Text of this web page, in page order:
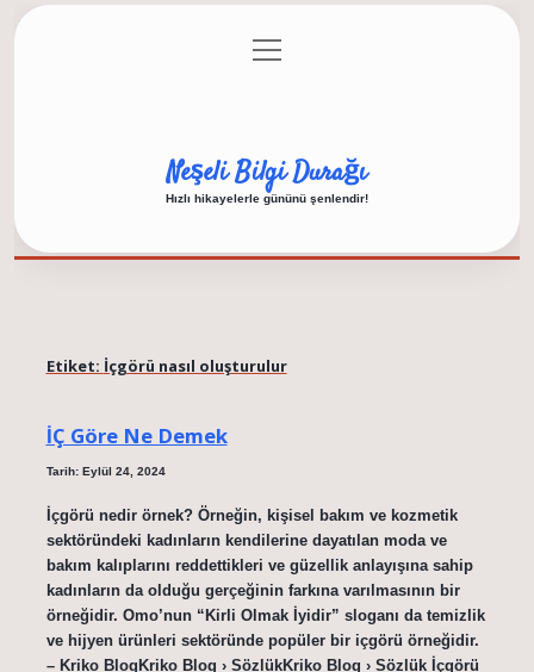
Gizlilik Politikası
menüyü
aç
Neşeli Bilgi Durağı
Hızlı hikayelerle gününü şenlendir!
Etiket: İçgörü nasıl oluşturulur
İÇ Göre Ne Demek
Tarih: Eylül 24, 2024
İçgörü nedir örnek? Örneğin, kişisel bakım ve kozmetik
sektöründeki kadınların kendilerine dayatılan moda ve
bakım kalıplarını reddettikleri ve güzellik anlayışına sahip
kadınların da olduğu gerçeğinin farkına varılmasının bir
örneğidir. Omo’nun “Kirli Olmak İyidir” sloganı da temizlik
ve hijyen ürünleri sektöründe popüler bir içgörü örneğidir.
– Kriko BlogKriko Blog › SözlükKriko Blog › Sözlük İçgörü